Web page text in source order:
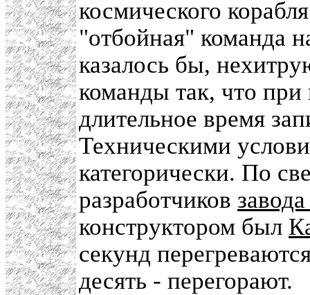
космического
"отбойная" команда
казалось бы,
команды так, что
длительное время
Техническими
категорически. По
разработчиков
конструктором был
секунд
десять - перегорают.